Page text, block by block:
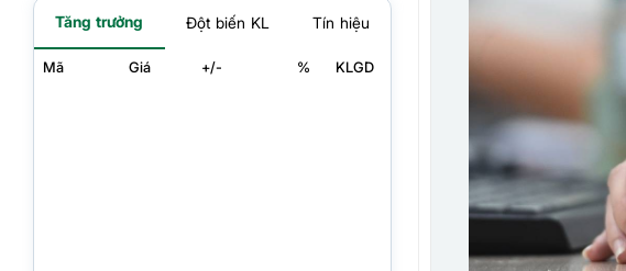
Tăng trưởng Đột biến KL Tín hiệu
Mã Giá +/- % KLGD